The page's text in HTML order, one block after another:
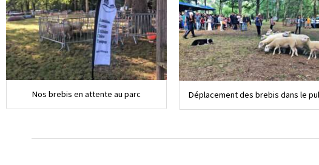
Nos brebis en attente au parc Déplacement des brebis dans le